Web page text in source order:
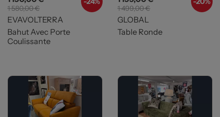
1 580,00 €
EVAVOLTERRA
Bahut Avec Porte
Coulissante
1 499,00 €
GLOBAL
Table Ronde